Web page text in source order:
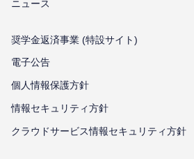
ニュース
奨学金返済事業 (特設サイト)
電子公告
個⼈情報保護⽅針
情報セキュリティ⽅針
クラウドサービス情報セキュリティ方針